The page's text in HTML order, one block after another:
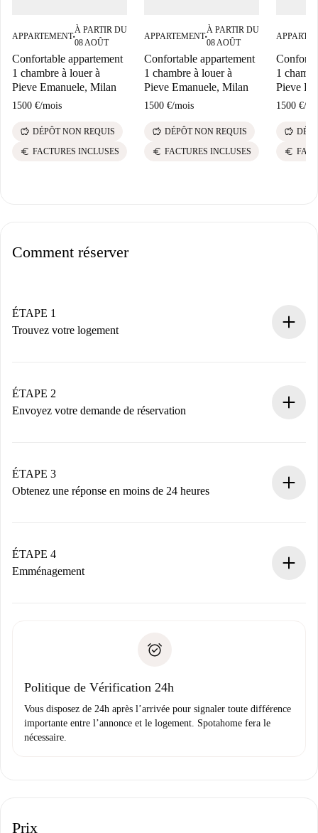
APPARTEMENT■
À PARTIR DU
08 AOÛT
Confortable appartement
1 chambre à louer à
Pieve Emanuele, Milan
1500 €/mois
savings DÉPÔT NON REQUIS
euro FACTURES INCLUSES
APPARTEMENT■
À PARTIR DU
08 AOÛT
Confortable appartement
1 chambre à louer à
Pieve Emanuele, Milan
1500 €/mois
savings DÉPÔT NON REQUIS
euro FACTURES INCLUSES
1
Pieve
1500 €/
savings
euro
Comment réserver
ÉTAPE 1
Trouvez votre logement
Vous disposez à l’avance de toutes les informations
nécessaires.
ÉTAPE 2
Envoyez votre demande de réservation
Nous ne vous facturerons rien tant que le propriétaire
n’aura pas accepté.
ÉTAPE 3
Obtenez une réponse en moins de 24 heures
contact avec le propriétaire.
Si refusé : aucun prélèvement et nous vous proposerons
Justificatif de solvabilité
ÉTAPE 4
Emménagement
uniquement si aucun problème n'est signalé.
Politique de Vérification 24h
Vous disposez de 24h après l’arrivée pour signaler toute différence
importante entre l’annonce et le logement. Spotahome fera le
nécessaire.
Prix